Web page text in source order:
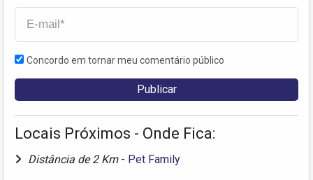
Concordo em tornar meu comentário público
Locais Próximos - Onde Fica:
Distância de 2 Km - Pet Family